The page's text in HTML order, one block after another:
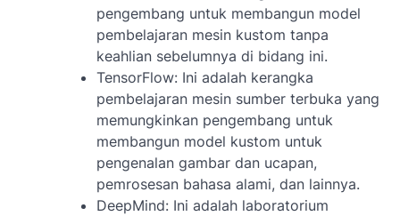
pengembang untuk membangun model
pembelajaran mesin kustom tanpa
keahlian sebelumnya di bidang ini.
TensorFlow: Ini adalah kerangka
pembelajaran mesin sumber terbuka yang
memungkinkan pengembang untuk
membangun model kustom untuk
pengenalan gambar dan ucapan,
pemrosesan bahasa alami, dan lainnya.
DeepMind: Ini adalah laboratorium